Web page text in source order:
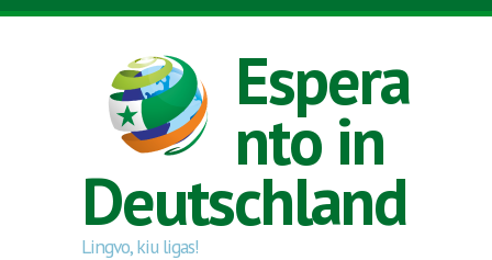
Direkt zum Inhalt
Espera
nto in
Deutschland
Lingvo, kiu ligas!